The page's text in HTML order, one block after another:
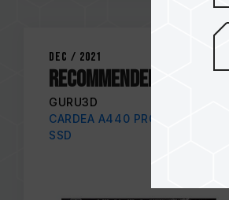
Dec / 2021
RECOMMENDED AWARD
GURU3D
CARDEA A440 PRO M.2 PCIe
SSD